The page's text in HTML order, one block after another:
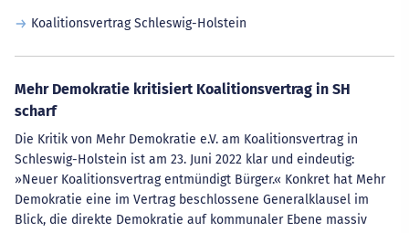
Koalitionsvertrag Schleswig-Holstein
Mehr Demokratie kritisiert Koalitionsvertrag in SH
scharf
Die Kritik von Mehr Demokratie e.V. am Koalitionsvertrag in
Schleswig-Holstein ist am 23. Juni 2022 klar und eindeutig:
»Neuer Koalitionsvertrag entmündigt Bürger.« Konkret hat Mehr
Demokratie eine im Vertrag beschlossene Generalklausel im
Blick, die direkte Demokratie auf kommunaler Ebene massiv